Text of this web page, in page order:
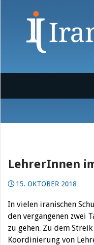
LehrerInnen
15. OKTOBER 2018
In vielen iranischen
den vergangenen zwei
zu gehen. Zu dem
Koordinierung von